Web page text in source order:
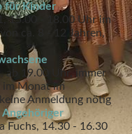
für Kinder
15.00 - 18.00 Uhr im
ca. 8 - 12 Jahren,
ab 19.00 Uhr, immer
Monat im
Anmeldung nötig
Fuchs, 14.30 - 16.30